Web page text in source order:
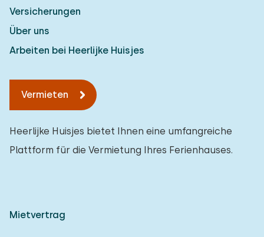
Versicherungen
Über uns
Arbeiten bei Heerlijke Huisjes
Vermieten
Heerlijke Huisjes bietet Ihnen eine umfangreiche
Plattform für die Vermietung Ihres Ferienhauses.
Mietvertrag